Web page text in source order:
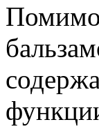
Помимо